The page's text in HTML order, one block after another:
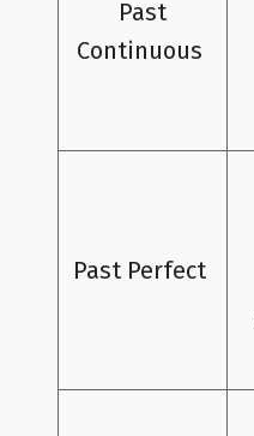
Past
Continuous
Past Perfect